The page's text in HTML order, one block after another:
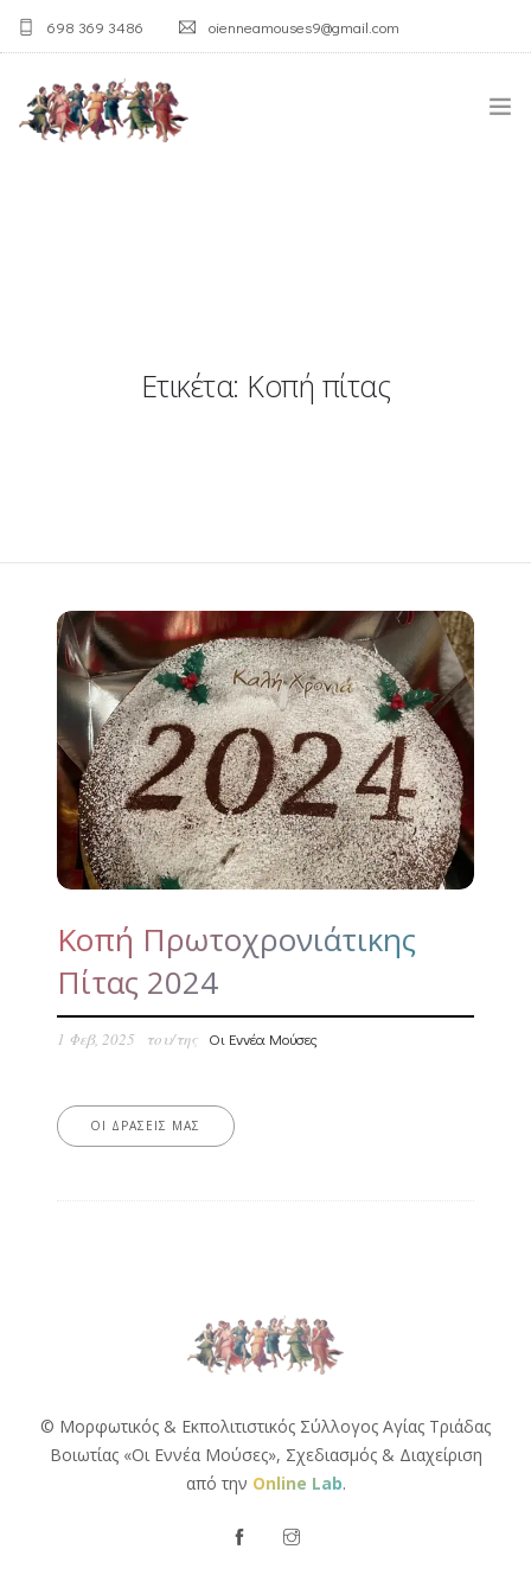
698 369 3486 oienneamouses9@gmail.com
ΛΑΟΓΡΑΦΙΚΌ ΜΟΥΣΕΊΟΕτικέτα: Κοπή πίτας
Κοπή Πρωτοχρονιάτικης
Πίτας 2024
1 Φεβ, 2025 του/της Οι Εννέα Μούσες
ΟΙ ΔΡΆΣΕΙΣ ΜΑΣ
© Μορφωτικός & Εκπολιτιστικός Σύλλογος Αγίας Τριάδας
Βοιωτίας «Οι Εννέα Μούσες», Σχεδιασμός & Διαχείριση
από την Online Lab.